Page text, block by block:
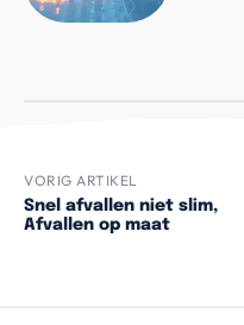
VORIG ARTIKEL
Snel afvallen niet slim,
Afvallen op maat